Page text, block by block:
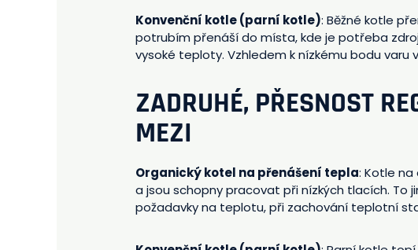
Konvenční kotle (parní kotle): Běžné kotle
potrubím přenáší do místa, kde je potřeba
vysoké teploty. Vzhledem k nízkému bodu
ZADRUHÉ, PŘESNOST
MEZI
Organický kotel na přenášení tepla: Kotle
a jsou schopny pracovat při nízkých tlacích. To
požadavky na teplotu, při zachování teplotní